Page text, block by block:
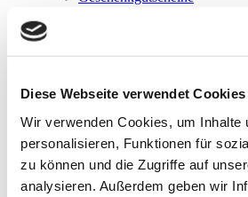
Diese Webseite verwendet Cookies
Wir verwenden Cookies, um Inhalte
personalisieren, Funktionen für
zu können und die Zugriffe auf
analysieren. Außerdem geben wir
Kasse
Neuigkeiten
Wissen
Söckchen
Strumpfhosen